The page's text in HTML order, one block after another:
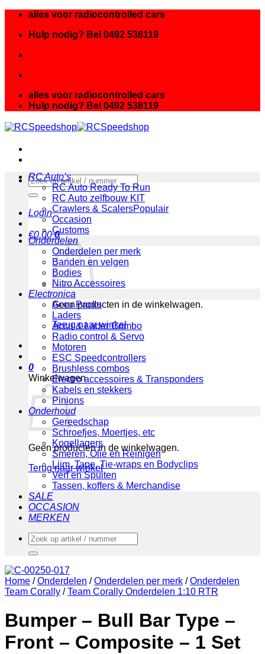
inhoud
alles voor radiocontrolled cars
Hulp nodig? Bel 0492 538119
alles voor radiocontrolled cars
Hulp nodig? Bel 0492 538119
Zoeken
naar:
Login
€0.00 0
Geen producten in de winkelwagen.
Terug naar winkel
0
Winkelwagen
Geen producten in de winkelwagen.
Terug naar winkel
RC Auto’s
RC Auto Ready To Run
RC Auto zelfbouw KIT
Crawlers & Scalers
Occasion
Customs
Onderdelen
Onderdelen per merk
Banden en velgen
Bodies
Nitro Accessoires
Electronica
Accu Packs
Laders
Accu & Lader Combo
Radio control & Servo
Motoren
ESC Speedcontrollers
Brushless combos
Electro accessoires & Transponders
Kabels en stekkers
Pinions
Onderhoud
Gereedschap
Schroefjes, Moertjes, etc
Kogellagers
Smeren, Olie en Reinigen
Lijm, Tape, Tie-wraps en Bodyclips
Verf en Spuiten
Tassen, koffers & Merchandise
SALE
OCCASION
MERKEN
Zoeken
naar:
Home / Onderdelen / Onderdelen per merk / Onderdelen
Team Corally / Team Corally Onderdelen 1:10 RTR
Bumper – Bull Bar Type –
Front – Composite – 1 Set